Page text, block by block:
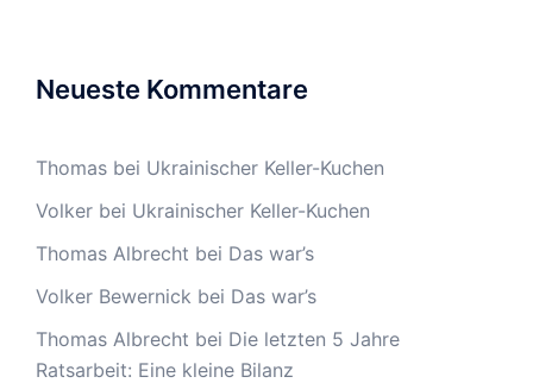
Neueste Kommentare
Thomas bei Ukrainischer Keller-Kuchen
Volker bei Ukrainischer Keller-Kuchen
Thomas Albrecht bei Das war’s
Volker Bewernick bei Das war’s
Thomas Albrecht bei Die letzten 5 Jahre
Ratsarbeit: Eine kleine Bilanz